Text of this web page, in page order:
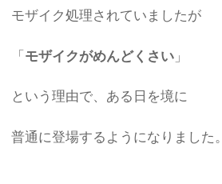
モザイク処理されていましたが
「 モザイクがめんどくさい 」
という理由で、ある日を境に
普通に登場するようになりました。